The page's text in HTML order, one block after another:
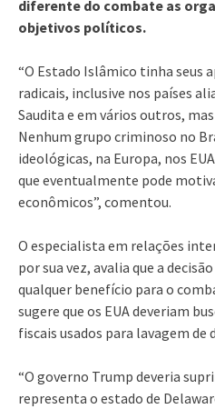
diferente do combate as
objetivos políticos.
“O Estado Islâmico tinha seus
radicais, inclusive nos países
Saudita e em vários outros,
Nenhum grupo criminoso no
ideológicas, na Europa, nos
que eventualmente pode
econômicos”, comentou.
O especialista em relações
por sua vez, avalia que a
qualquer benefício para o
sugere que os EUA deveriam
fiscais usados para lavagem de
“O governo Trump deveria
representa o estado de